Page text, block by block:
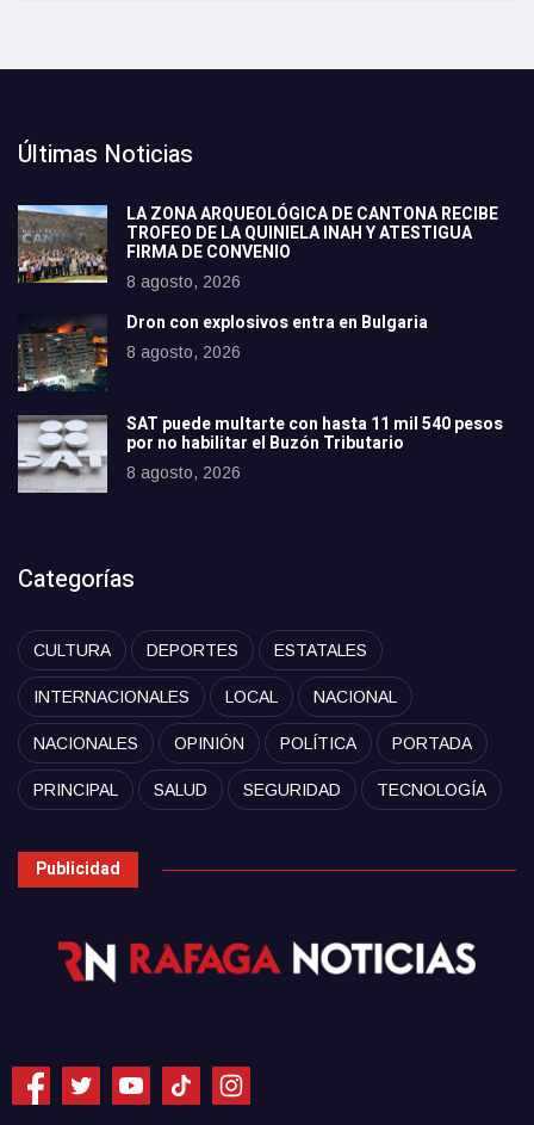
Últimas Noticias
LA ZONA ARQUEOLÓGICA DE CANTONA RECIBE
TROFEO DE LA QUINIELA INAH Y ATESTIGUA
FIRMA DE CONVENIO
8 agosto, 2026
Dron con explosivos entra en Bulgaria
8 agosto, 2026
SAT puede multarte con hasta 11 mil 540 pesos
por no habilitar el Buzón Tributario
8 agosto, 2026
Categorías
CULTURA DEPORTES ESTATALES
INTERNACIONALES LOCAL NACIONAL
NACIONALES OPINIÓN POLÍTICA PORTADA
PRINCIPAL SALUD SEGURIDAD TECNOLOGÍA
Publicidad